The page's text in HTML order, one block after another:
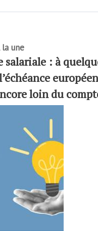
la une
salariale : à
loin du